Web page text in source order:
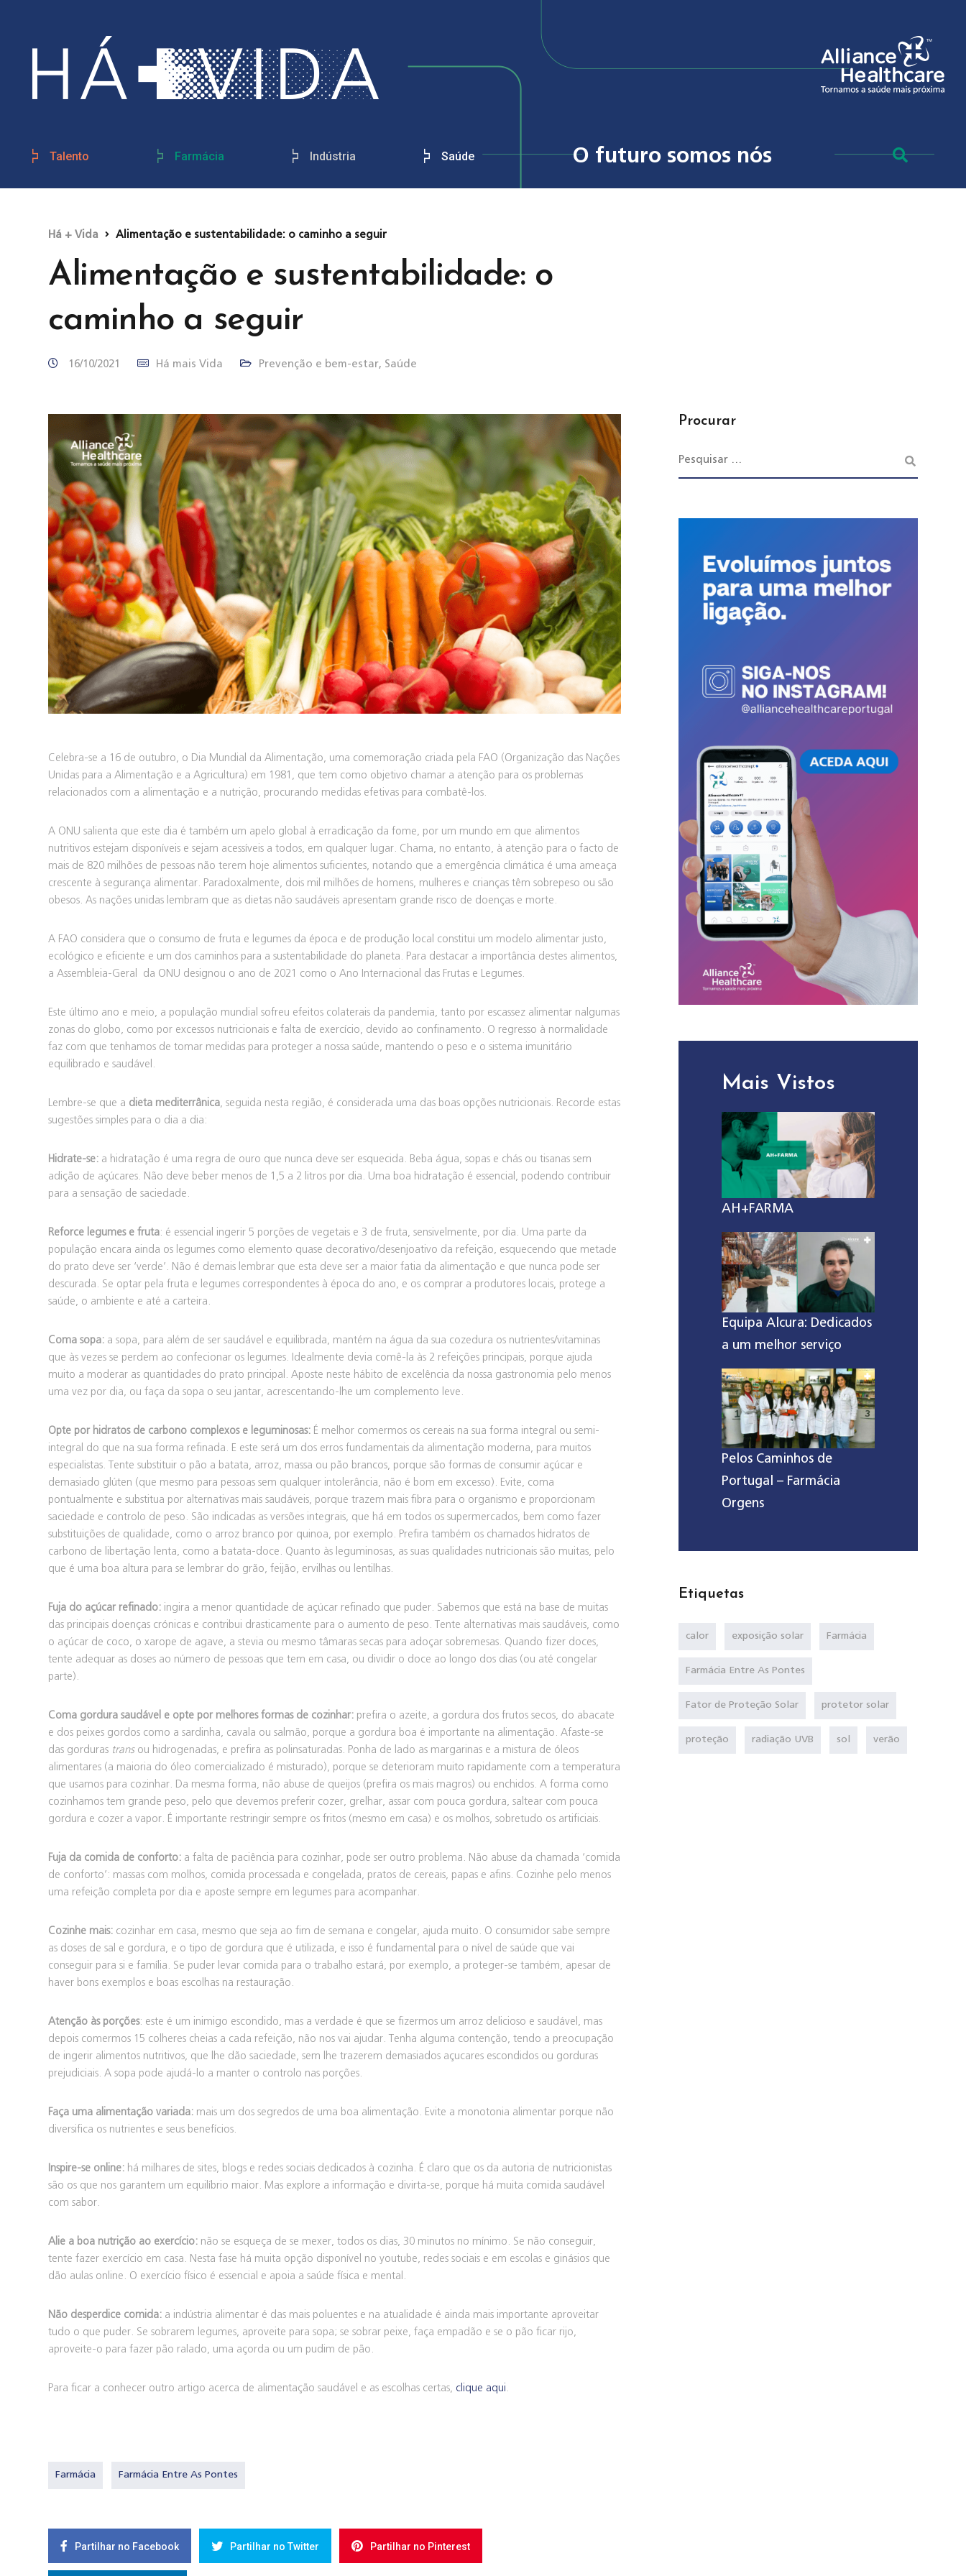
Talento Farmácia Indústria Saúde O futuro somos nós
Há + Vida Alimentação e sustentabilidade: o caminho a seguir
Alimentação e sustentabilidade: o
caminho a seguir
16/10/2021 Há mais Vida Prevenção e bem-estar, Saúde
Celebra-se a 16 de outubro, o Dia Mundial da Alimentação, uma comemoração criada pela FAO (Organização das Nações
Unidas para a Alimentação e a Agricultura) em 1981, que tem como objetivo chamar a atenção para os problemas
relacionados com a alimentação e a nutrição, procurando medidas efetivas para combatê-los.
A ONU salienta que este dia é também um apelo global à erradicação da fome, por um mundo em que alimentos
nutritivos estejam disponíveis e sejam acessíveis a todos, em qualquer lugar. Chama, no entanto, à atenção para o facto de
mais de 820 milhões de pessoas não terem hoje alimentos suficientes, notando que a emergência climática é uma ameaça
crescente à segurança alimentar. Paradoxalmente, dois mil milhões de homens, mulheres e crianças têm sobrepeso ou são
obesos. As nações unidas lembram que as dietas não saudáveis apresentam grande risco de doenças e morte.
A FAO considera que o consumo de fruta e legumes da época e de produção local constitui um modelo alimentar justo,
ecológico e eficiente e um dos caminhos para a sustentabilidade do planeta. Para destacar a importância destes alimentos,
a Assembleia-Geral da ONU designou o ano de 2021 como o Ano Internacional das Frutas e Legumes.
Este último ano e meio, a população mundial sofreu efeitos colaterais da pandemia, tanto por escassez alimentar nalgumas
zonas do globo, como por excessos nutricionais e falta de exercício, devido ao confinamento. O regresso à normalidade
faz com que tenhamos de tomar medidas para proteger a nossa saúde, mantendo o peso e o sistema imunitário
equilibrado e saudável.
Lembre-se que a dieta mediterrânica , seguida nesta região, é considerada uma das boas opções nutricionais. Recorde estas
sugestões simples para o dia a dia:
Hidrate-se: a hidratação é uma regra de ouro que nunca deve ser esquecida. Beba água, sopas e chás ou tisanas sem
adição de açúcares. Não deve beber menos de 1,5 a 2 litros por dia. Uma boa hidratação é essencial, podendo contribuir
para a sensação de saciedade.
Reforce legumes e fruta: é essencial ingerir 5 porções de vegetais e 3 de fruta, sensivelmente, por dia. Uma parte da
população encara ainda os legumes como elemento quase decorativo/desenjoativo da refeição, esquecendo que metade
do prato deve ser ‘verde’. Não é demais lembrar que esta deve ser a maior fatia da alimentação e que nunca pode ser
descurada. Se optar pela fruta e legumes correspondentes à época do ano, e os comprar a produtores locais, protege a
saúde, o ambiente e até a carteira.
Coma sopa: a sopa, para além de ser saudável e equilibrada, mantém na água da sua cozedura os nutrientes/vitaminas
que às vezes se perdem ao confecionar os legumes. Idealmente devia comê-la às 2 refeições principais, porque ajuda
muito a moderar as quantidades do prato principal. Aposte neste hábito de excelência da nossa gastronomia pelo menos
uma vez por dia, ou faça da sopa o seu jantar, acrescentando-lhe um complemento leve.
Opte por hidratos de carbono complexos e leguminosas: É melhor comermos os cereais na sua forma integral ou semi-
integral do que na sua forma refinada. E este será um dos erros fundamentais da alimentação moderna, para muitos
especialistas. Tente substituir o pão a batata, arroz, massa ou pão brancos, porque são formas de consumir açúcar e
demasiado glúten (que mesmo para pessoas sem qualquer intolerância, não é bom em excesso). Evite, coma
pontualmente e substitua por alternativas mais saudáveis, porque trazem mais fibra para o organismo e proporcionam
saciedade e controlo de peso. São indicadas as versões integrais, que há em todos os supermercados, bem como fazer
substituições de qualidade, como o arroz branco por quinoa, por exemplo. Prefira também os chamados hidratos de
carbono de libertação lenta, como a batata-doce. Quanto às leguminosas, as suas qualidades nutricionais são muitas, pelo
que é uma boa altura para se lembrar do grão, feijão, ervilhas ou lentilhas.
Fuja do açúcar refinado: ingira a menor quantidade de açúcar refinado que puder. Sabemos que está na base de muitas
das principais doenças crónicas e contribui drasticamente para o aumento de peso. Tente alternativas mais saudáveis, como
o açúcar de coco, o xarope de agave, a stevia ou mesmo tâmaras secas para adoçar sobremesas. Quando fizer doces,
tente adequar as doses ao número de pessoas que tem em casa, ou dividir o doce ao longo dos dias (ou até congelar
parte).
Coma gordura saudável e opte por melhores formas de cozinhar: prefira o azeite, a gordura dos frutos secos, do abacate
e dos peixes gordos como a sardinha, cavala ou salmão, porque a gordura boa é importante na alimentação. Afaste-se
das gorduras transou hidrogenadas, e prefira as polinsaturadas. Ponha de lado as margarinas e a mistura de óleos
alimentares (a maioria do óleo comercializado é misturado), porque se deterioram muito rapidamente com a temperatura
que usamos para cozinhar. Da mesma forma, não abuse de queijos (prefira os mais magros) ou enchidos. A forma como
cozinhamos tem grande peso, pelo que devemos preferir cozer, grelhar, assar com pouca gordura, saltear com pouca
gordura e cozer a vapor. É importante restringir sempre os fritos (mesmo em casa) e os molhos, sobretudo os artificiais.
Fuja da comida de conforto: a falta de paciência para cozinhar, pode ser outro problema. Não abuse da chamada ‘comida
de conforto’: massas com molhos, comida processada e congelada, pratos de cereais, papas e afins. Cozinhe pelo menos
uma refeição completa por dia e aposte sempre em legumes para acompanhar.
Cozinhe mais: cozinhar em casa, mesmo que seja ao fim de semana e congelar, ajuda muito. O consumidor sabe sempre
as doses de sal e gordura, e o tipo de gordura que é utilizada, e isso é fundamental para o nível de saúde que vai
conseguir para si e família. Se puder levar comida para o trabalho estará, por exemplo, a proteger-se também, apesar de
haver bons exemplos e boas escolhas na restauração.
Atenção às porções: este é um inimigo escondido, mas a verdade é que se fizermos um arroz delicioso e saudável, mas
depois comermos 15 colheres cheias a cada refeição, não nos vai ajudar. Tenha alguma contenção, tendo a preocupação
de ingerir alimentos nutritivos, que lhe dão saciedade, sem lhe trazerem demasiados açucares escondidos ou gorduras
prejudiciais. A sopa pode ajudá-lo a manter o controlo nas porções.
Faça uma alimentação variada: mais um dos segredos de uma boa alimentação. Evite a monotonia alimentar porque não
diversifica os nutrientes e seus benefícios.
Inspire-se online: há milhares de sites, blogs e redes sociais dedicados à cozinha. É claro que os da autoria de nutricionistas
são os que nos garantem um equilíbrio maior. Mas explore a informação e divirta-se, porque há muita comida saudável
com sabor.
Alie a boa nutrição ao exercício: não se esqueça de se mexer, todos os dias, 30 minutos no mínimo. Se não conseguir,
tente fazer exercício em casa. Nesta fase há muita opção disponível no youtube, redes sociais e em escolas e ginásios que
dão aulas online. O exercício físico é essencial e apoia a saúde física e mental.
Não desperdice comida: a indústria alimentar é das mais poluentes e na atualidade é ainda mais importante aproveitar
tudo o que puder. Se sobrarem legumes, aproveite para sopa; se sobrar peixe, faça empadão e se o pão ficar rijo,
aproveite-o para fazer pão ralado, uma açorda ou um pudim de pão.
Para ficar a conhecer outro artigo acerca de alimentação saudável e as escolhas certas, clique aqui
Farmácia Farmácia Entre As Pontes
Partilhar no Facebook Partilhar no Twitter Partilhar no Pinterest
Procurar
Mais Vistos
AH+FARMA
Equipa Alcura: Dedicados
a um melhor serviço
Pelos Caminhos de
Portugal – Farmácia
Orgens
Etiquetas
calor exposição solar Farmácia
Farmácia Entre As Pontes
Fator de Proteção Solar protetor solar
proteção radiação UVB sol verão